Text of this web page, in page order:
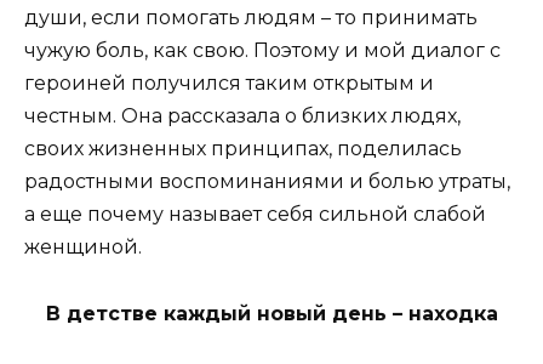
души, если помогать людям – то принимать
чужую боль, как свою. Поэтому и мой диалог с
героиней получился таким открытым и
честным. Она рассказала о близких людях,
своих жизненных принципах, поделилась
радостными воспоминаниями и болью утраты,
а еще почему называет себя сильной слабой
женщиной.
В детстве каждый новый день – находка